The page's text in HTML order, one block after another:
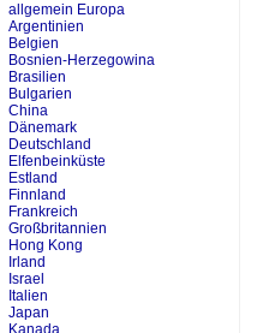
allgemein Europa
Argentinien
Belgien
Bosnien-Herzegowina
Brasilien
Bulgarien
China
Dänemark
Deutschland
Elfenbeinküste
Estland
Finnland
Frankreich
Großbritannien
Hong Kong
Irland
Israel
Italien
Japan
Kanada